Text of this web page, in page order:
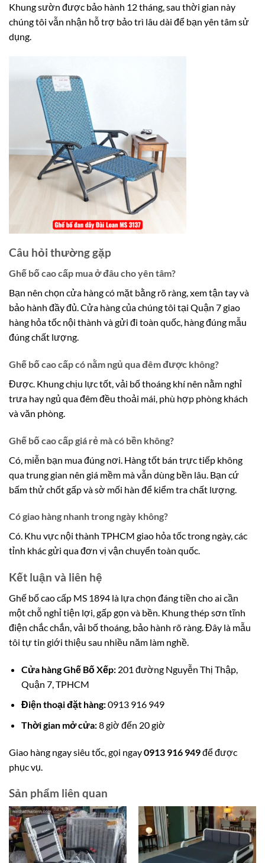
Khung sườn được bảo hành 12 tháng, sau thời gian này
chúng tôi vẫn nhận hỗ trợ bảo trì lâu dài để bạn yên tâm sử
dụng.
Câu hỏi thường gặp
Ghế bố cao cấp mua ở đâu cho yên tâm?
Bạn nên chọn cửa hàng có mặt bằng rõ ràng, xem tận tay và
bảo hành đầy đủ. Cửa hàng của chúng tôi tại Quận 7 giao
hàng hỏa tốc nội thành và gửi đi toàn quốc, hàng đúng mẫu
đúng chất lượng.
Ghế bố cao cấp có nằm ngủ qua đêm được không?
Được. Khung chịu lực tốt, vải bố thoáng khí nên nằm nghỉ
trưa hay ngủ qua đêm đều thoải mái, phù hợp phòng khách
và văn phòng.
Ghế bố cao cấp giá rẻ mà có bền không?
Có, miễn bạn mua đúng nơi. Hàng tốt bán trực tiếp không
qua trung gian nên giá mềm mà vẫn dùng bền lâu. Bạn cứ
bấm thử chốt gấp và sờ mối hàn để kiểm tra chất lượng.
Có giao hàng nhanh trong ngày không?
Có. Khu vực nội thành TPHCM giao hỏa tốc trong ngày, các
tỉnh khác gửi qua đơn vị vận chuyển toàn quốc.
Kết luận và liên hệ
Ghế bố cao cấp MS 1894 là lựa chọn đáng tiền cho ai cần
một chỗ nghỉ tiện lợi, gấp gọn và bền. Khung thép sơn tĩnh
điện chắc chắn, vải bố thoáng, bảo hành rõ ràng. Đây là mẫu
tôi tự tin giới thiệu sau nhiều năm làm nghề.
Cửa hàng Ghế Bố Xếp:201 đường Nguyễn Thị Thập,
Quận 7, TPHCM
Điện thoại đặt hàng:0913 916 949
Thời gian mở cửa:8 giờ đến 20 giờ
Giao hàng ngay siêu tốc, gọi ngay0913 916 949để được
phục vụ.
Sản phẩm liên quan